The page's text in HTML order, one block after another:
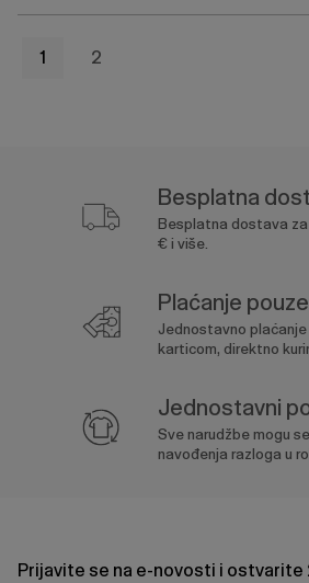
1 2
Besplatna
Besplatna dostava
€ i više.
Plaćanje
Jednostavno
karticom, direktno
Jednostavni
Sve narudžbe mogu
navođenja razloga u
Prijavite se na e-novosti i ostvarite